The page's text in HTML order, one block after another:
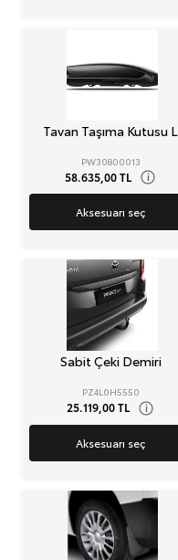
Tavan Taşıma Kutusu L
PW30800013
58.635,00 TL i
Aksesuarı seç
Sabit Çeki Demiri
PZ4L0H5550
25.119,00 TL i
Aksesuarı seç